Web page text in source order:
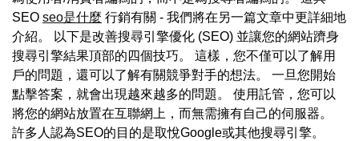
SEO seo是什麼 行銷有關 - 我們將在另一篇文章中更詳細地
介紹。 以下是改善搜尋引擎優化 (SEO) 並讓您的網站躋身
搜尋引擎結果頂部的四個技巧。 這樣，您不僅可以了解用
戶的問題，還可以了解有關競爭對手的想法。 一旦您開始
點擊答案，就會出現越來越多的問題。 使用託管，您可以
將您的網站放置在互聯網上，而無需擁有自己的伺服器。
許多人認為SEO的目的是取悅Google或其他搜尋引擎。